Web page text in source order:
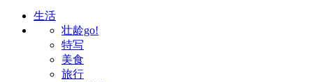
生活
壮龄go!
特写
美食
旅行